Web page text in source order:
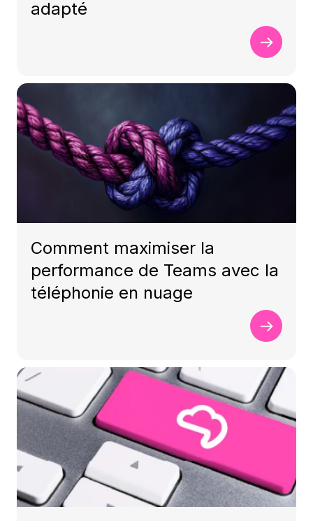
adapté
Comment maximiser la
performance de Teams avec la
téléphonie en nuage